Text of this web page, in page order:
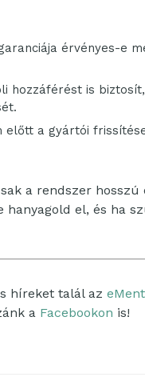
érvényes-e
hozzáférést is
előtt a gyártói
a rendszer
el, és ha
híreket talál az
a Facebookon is!